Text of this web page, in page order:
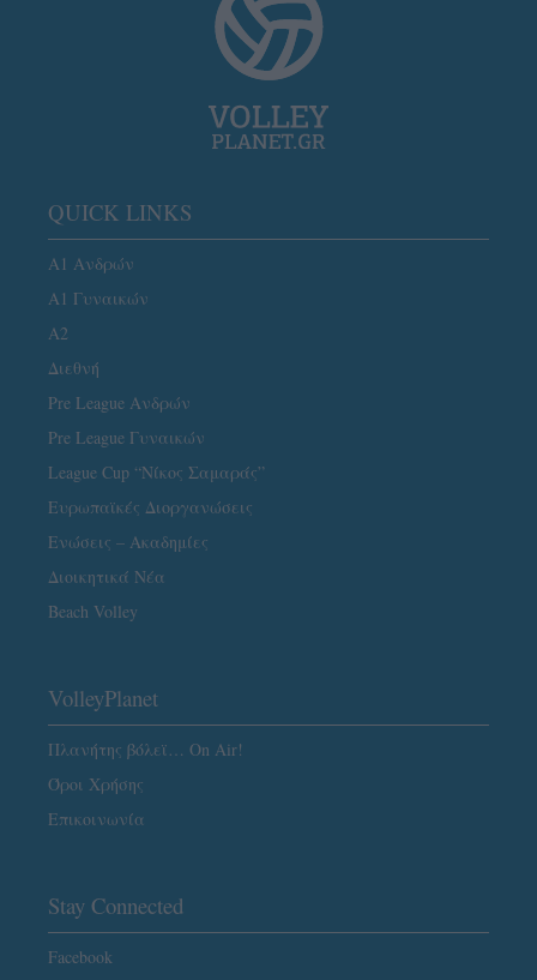
QUICK LINKS
Α1 Ανδρών
Α1 Γυναικών
A2
Διεθνή
Pre League Ανδρών
Pre League Γυναικών
League Cup “Νίκος Σαμαράς”
Ευρωπαϊκές Διοργανώσεις
Ενώσεις – Ακαδημίες
Διοικητικά Νέα
Beach Volley
VolleyPlanet
Πλανήτης βόλεϊ… On Air!
Όροι Χρήσης
Επικοινωνία
Stay Connected
Facebook